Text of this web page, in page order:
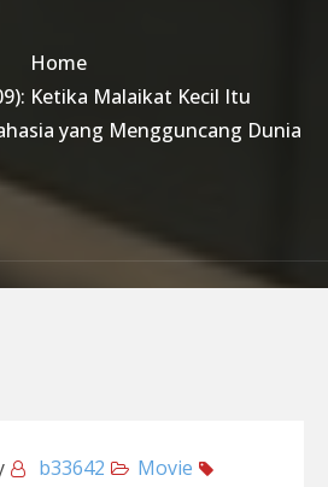
Home
Ketika Malaikat Kecil Itu
yang Mengguncang Dunia
b33642
Movie